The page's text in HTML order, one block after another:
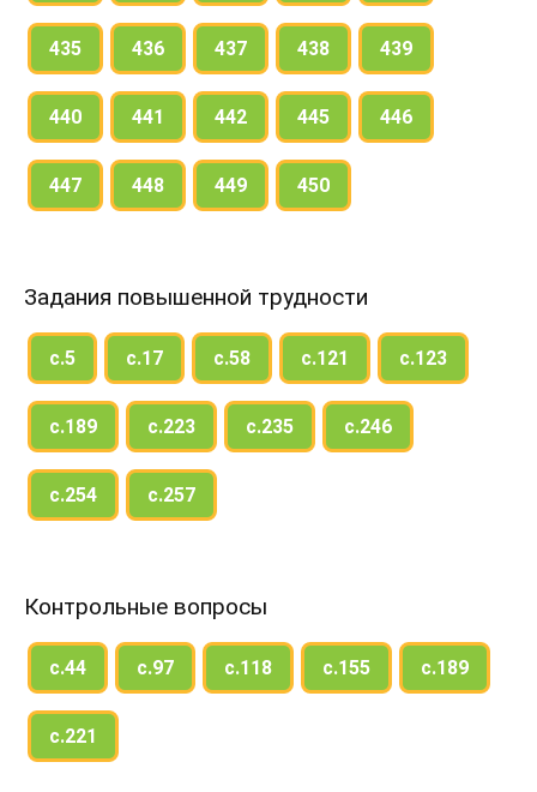
435 436 437 438 439
440 441 442 445 446
447 448 449 450
Задания повышенной трудности
с.5 с.17 с.58 с.121 с.123
с.189 с.223 с.235 с.246
с.254 с.257
Контрольные вопросы
с.44 с.97 с.118 с.155 с.189
с.221